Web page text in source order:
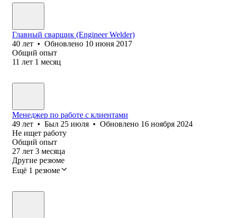
Главный сварщик (Engineer Welder)
40 лет • Обновлено 10 июня 2017
Общий опыт
11 лет 1 месяц
Менеджер по работе с клиентами
49 лет • Был 25 июля • Обновлено 16 ноября 2024
Не ищет работу
Общий опыт
27 лет 3 месяца
Другие резюме
Ещё 1 резюме